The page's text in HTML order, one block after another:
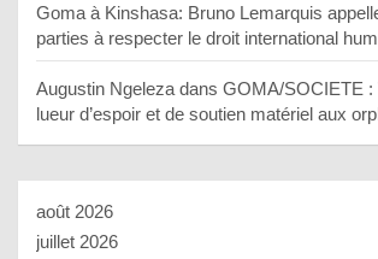
Goma à Kinshasa: Bruno Lemarquis
parties à respecter le droit international
Augustin Ngeleza dans GOMA/SOCIETE :
lueur d’espoir et de soutien matériel aux
août 2026
juillet 2026